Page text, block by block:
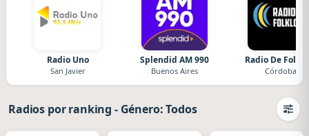
Radio Uno
San Javier
Splendid AM 990
Buenos Aires
Radio De
Córdoba
Radios por ranking - Género: Todos